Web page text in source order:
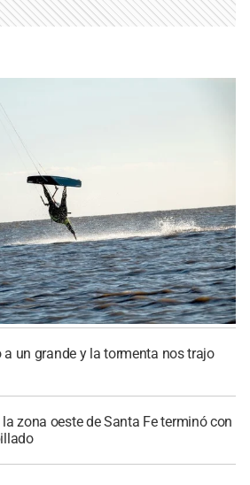
a un grande y la tormenta nos trajo
zona oeste de Santa Fe terminó con